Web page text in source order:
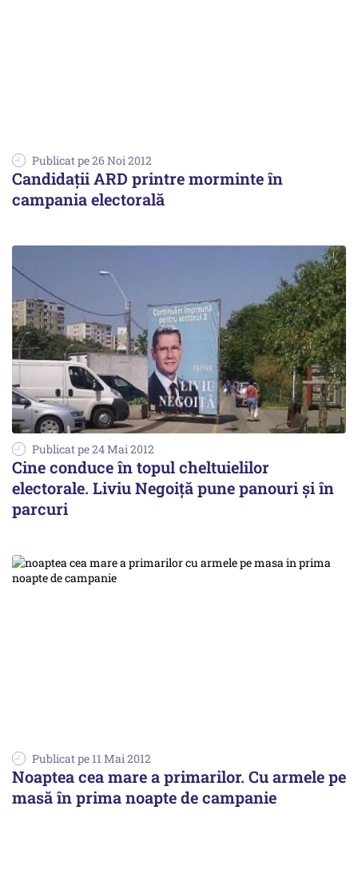
Publicat pe 26 Noi 2012
Candidații ARD printre morminte în
campania electorală
Publicat pe 24 Mai 2012
Cine conduce în topul cheltuielilor
electorale. Liviu Negoiţă pune panouri şi în
parcuri
Publicat pe 11 Mai 2012
Noaptea cea mare a primarilor. Cu armele pe
masă în prima noapte de campanie